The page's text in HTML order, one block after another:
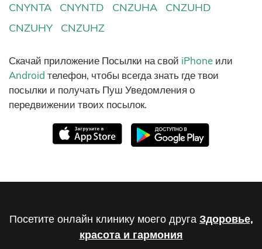
CNYNTA
CNYNTD CNZUHA
CNZUHD
CNZUHY
CNZUHZ
Скачай приложение Посылки на свой iPhone или
Android телефон, чтобы всегда знать где твои
посылки и получать Пуш Уведомления о
передвижении твоих посылок.
Посетите онлайн клинику моего друга Здоровье,
красота и гармония